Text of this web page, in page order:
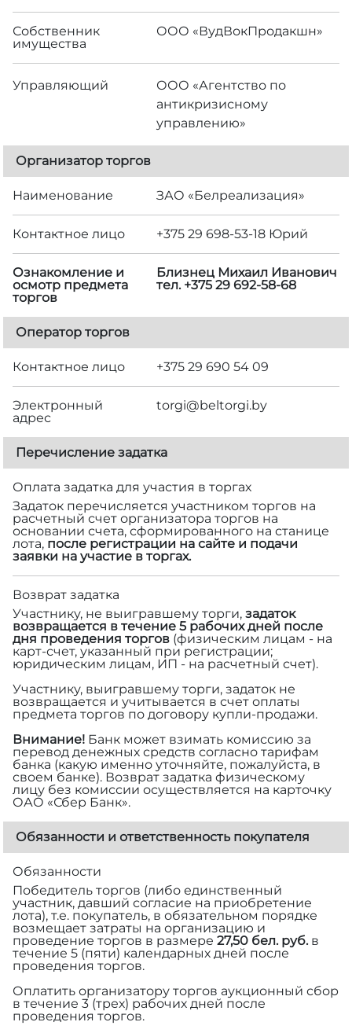
Собственник
имущества
ООО «ВудВокПродакшн»
Управляющий
ООО «Агентство по
антикризисному
управлению»
Организатор торгов
Наименование ЗАО «Белреализация»
Контактное лицо +375 29 698-53-18 Юрий
Ознакомление и
осмотр предмета
торгов
Близнец Михаил Иванович
тел. +375 29 692-58-68
Оператор торгов
Контактное лицо +375 29 690 54 09
Электронный
адрес
torgi@beltorgi.by
Перечисление задатка
Оплата задатка для участия в торгах
Задаток перечисляется участником торгов на
расчетный счет организатора торгов на
основании счета, сформированного на станице
лота, после регистрации на сайте и подачи
заявки на участие в торгах.
Возврат задатка
Участнику, не выигравшему торги, задаток
возвращается в течение 5 рабочих дней после
дня проведения торгов (физическим лицам - на
карт-счет, указанный при регистрации;
юридическим лицам, ИП - на расчетный счет).
Участнику, выигравшему торги, задаток не
возвращается и учитывается в счет оплаты
предмета торгов по договору купли-продажи.
Внимание! Банк может взимать комиссию за
перевод денежных средств согласно тарифам
банка (какую именно уточняйте, пожалуйста, в
своем банке). Возврат задатка физическому
лицу без комиссии осуществляется на карточку
ОАО «Сбер Банк».
Обязанности и ответственность покупателя
Обязанности
Победитель торгов (либо единственный
участник, давший согласие на приобретение
лота), т.е. покупатель, в обязательном порядке
возмещает затраты на организацию и
проведение торгов в размере 27,50 бел. руб.в
течение 5 (пяти) календарных дней после
проведения торгов.
Оплатить организатору торгов аукционный сбор
в течение 3 (трех) рабочих дней после
проведения торгов.